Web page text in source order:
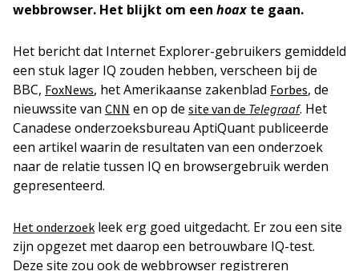
webbrowser. Het blijkt om een hoax te gaan.
Het bericht dat Internet Explorer-gebruikers gemiddeld
een stuk lager IQ zouden hebben, verscheen bij de
BBC, FoxNews, het Amerikaanse zakenblad Forbes, de
nieuwssite van CNN en op de site van de Telegraaf. Het
Canadese onderzoeksbureau AptiQuant publiceerde
een artikel waarin de resultaten van een onderzoek
naar de relatie tussen IQ en browsergebruik werden
gepresenteerd.
Het onderzoek leek erg goed uitgedacht. Er zou een site
zijn opgezet met daarop een betrouwbare IQ-test.
Deze site zou ook de webbrowser registreren